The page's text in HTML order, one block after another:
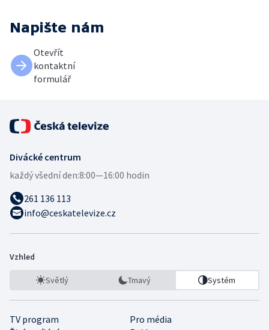
Napište nám
Otevřít
kontaktní
formulář
Divácké centrum
každý všední den:8:00—16:00 hodin
261 136 113
info@ceskatelevize.cz
Vzhled
Světlý Tmavý Systém
TV program
Pro média